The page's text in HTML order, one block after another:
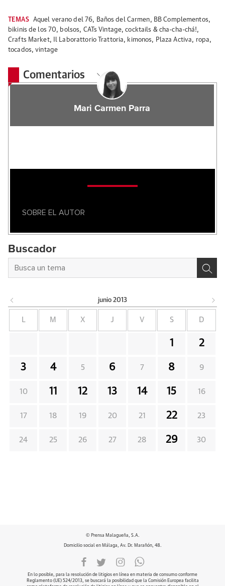
TEMAS Aquel verano del 76, Baños del Carmen, BB Complementos,
bikinis de los 70, bolsos, CATs Vintage,cocktails & cha-cha-chá!,
Crafts Market, Il Laborattorio Trattoria, kimonos, Plaza Activa, ropa,
tocados,vintage
Comentarios
Mari Carmen Parra
SOBRE EL AUTOR
Buscador
junio 2013
L M X J V S D
1 2
3 4 5 6 7 8 9
10 11 12 13 14 15 16
17 18 19 20 21 22 23
24 25 26 27 28 29 30
© Prensa Malagueña, S.A.
Domicilio social en Málaga, Av. Dr. Marañón, 48.
En lo posible, para la resolución de litigios en línea en materia de consumo conforme
Reglamento (UE) 524/2013, se buscará la posibilidad que la Comisión Europea facilita